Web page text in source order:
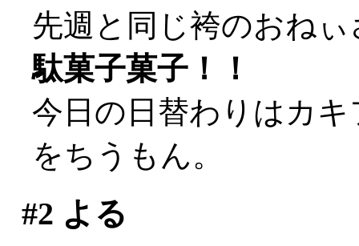
先週と同じ袴のおね
駄菓子菓子！！
今日の日替わりはカ
をちうもん。
#2 よる